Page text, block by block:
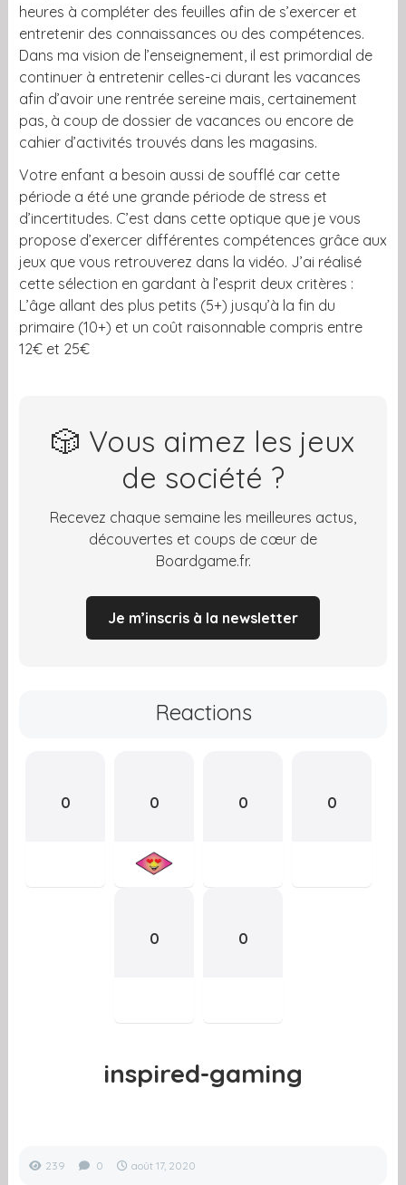
heures à compléter des feuilles afin de s’exercer et
entretenir des connaissances ou des compétences.
Dans ma vision de l’enseignement, il est primordial de
continuer à entretenir celles-ci durant les vacances
afin d’avoir une rentrée sereine mais, certainement
pas, à coup de dossier de vacances ou encore de
cahier d’activités trouvés dans les magasins.
Votre enfant a besoin aussi de soufflé car cette
période a été une grande période de stress et
d’incertitudes. C’est dans cette optique que je vous
propose d’exercer différentes compétences grâce aux
jeux que vous retrouverez dans la vidéo. J’ai réalisé
cette sélection en gardant à l’esprit deux critères :
L’âge allant des plus petits (5+) jusqu’à la fin du
primaire (10+) et un coût raisonnable compris entre
12€ et 25€
🎲 Vous aimez les jeux
de société ?
Recevez chaque semaine les meilleures actus,
découvertes et coups de cœur de
Boardgame.fr.
Je m’inscris à la newsletter
Reactions
0 0 0 0
0 0
inspired-gaming
239 0 août 17, 2020